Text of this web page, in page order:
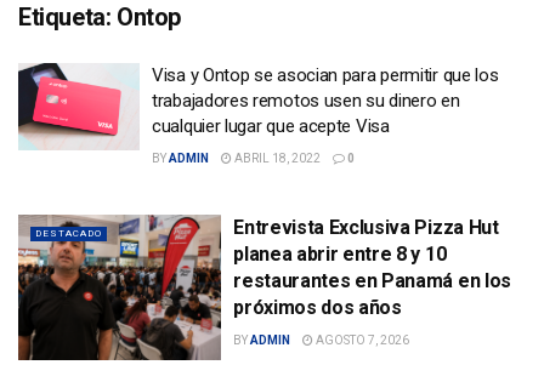
Etiqueta: Ontop
Visa y Ontop se asocian para permitir que los
trabajadores remotos usen su dinero en
cualquier lugar que acepte Visa
BYADMIN ABRIL 18, 2022 0
DESTACADO
Entrevista Exclusiva Pizza Hut
planea abrir entre 8 y 10
restaurantes en Panamá en los
próximos dos años
BYADMIN AGOSTO 7, 2026